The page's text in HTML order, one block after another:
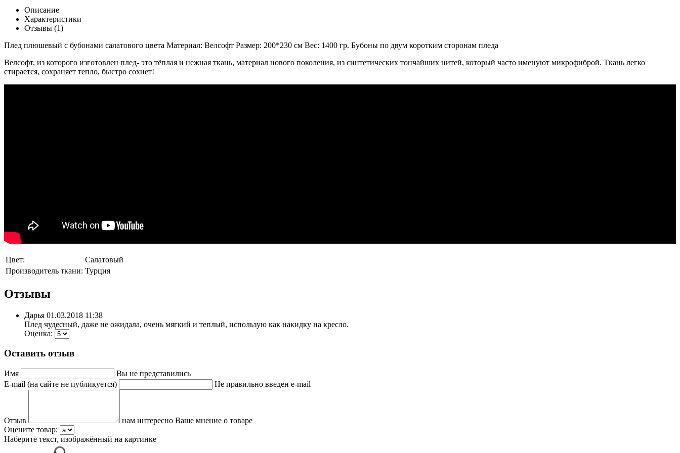
Описание
Характеристики
Отзывы (1)
Плед плюшевый с бубонами салатового цвета Материал: Велсофт Размер: 200*230 см Вес: 1400 гр. Бубоны по двум коротким сторонам пледа
Велсофт, из которого изготовлен плед- это тёплая и нежная ткань, материал нового поколения, из синтетических тончайших нитей, который часто именуют микрофиброй. Ткань легко
стирается, сохраняет тепло, быстро сохнет!
Цвет:
Салатовый
Производитель ткани: Турция
Отзывы
Дарья 01.03.2018 11:38
Плед чудесный, даже не ожидала, очень мягкий и теплый, использую как накидку на кресло.
Оценка:
Оставить отзыв
Имя
Вы не представились
E-mail (на сайте не публикуется)
Не правильно введен e-mail
Отзыв
нам интересно Ваше мнение о товаре
Оцените товар:
Наберите текст, изображённый на картинке